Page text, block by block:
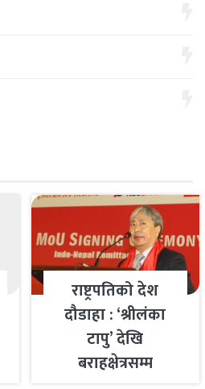
राष्ट्रपतिको देश
दौडाहा : ‘श्रीलंका
टापु’ देखि
बराहक्षेत्रसम्म